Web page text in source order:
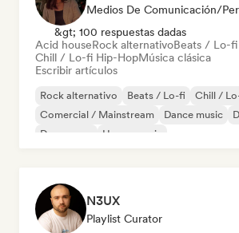
Medios De Comunicación/
&gt; 100 respuestas dadas
Acid houseRock alternativoBeats / Lo-fi
Chill / Lo-fi Hip-HopMúsica clásica
Escribir artículos
Rock alternativo Beats / Lo-fi
Chill /
Comercial / Mainstream
Dance music
Dream pop
House music
N3UX
Playlist Curator